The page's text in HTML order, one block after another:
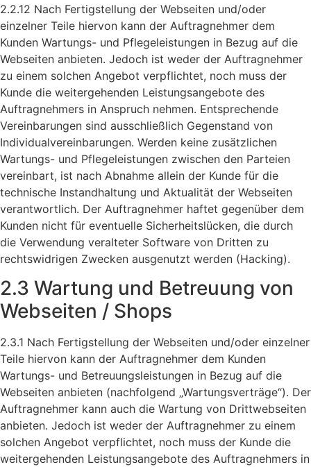
2.2.12 Nach Fertigstellung der Webseiten und/oder
einzelner Teile hiervon kann der Auftragnehmer dem
Kunden Wartungs- und Pflegeleistungen in Bezug auf die
Webseiten anbieten. Jedoch ist weder der Auftragnehmer
zu einem solchen Angebot verpflichtet, noch muss der
Kunde die weitergehenden Leistungsangebote des
Auftragnehmers in Anspruch nehmen. Entsprechende
Vereinbarungen sind ausschließlich Gegenstand von
Individualvereinbarungen. Werden keine zusätzlichen
Wartungs- und Pflegeleistungen zwischen den Parteien
vereinbart, ist nach Abnahme allein der Kunde für die
technische Instandhaltung und Aktualität der Webseiten
verantwortlich. Der Auftragnehmer haftet gegenüber dem
Kunden nicht für eventuelle Sicherheitslücken, die durch
die Verwendung veralteter Software von Dritten zu
rechtswidrigen Zwecken ausgenutzt werden (Hacking).
2.3 Wartung und Betreuung von
Webseiten / Shops
2.3.1 Nach Fertigstellung der Webseiten und/oder einzelner
Teile hiervon kann der Auftragnehmer dem Kunden
Wartungs- und Betreuungsleistungen in Bezug auf die
Webseiten anbieten (nachfolgend „Wartungsverträge“). Der
Auftragnehmer kann auch die Wartung von Drittwebseiten
anbieten. Jedoch ist weder der Auftragnehmer zu einem
solchen Angebot verpflichtet, noch muss der Kunde die
weitergehenden Leistungsangebote des Auftragnehmers in